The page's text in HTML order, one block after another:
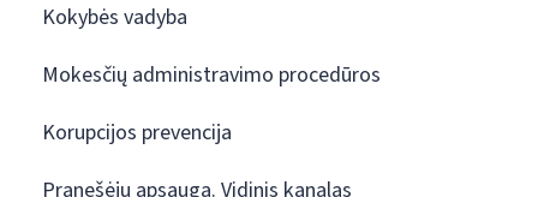
Kokybės vadyba
Mokesčių administravimo procedūros
Korupcijos prevencija
Pranešėjų apsauga. Vidinis kanalas